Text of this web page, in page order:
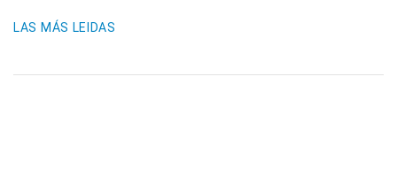
LAS MÁS LEIDAS